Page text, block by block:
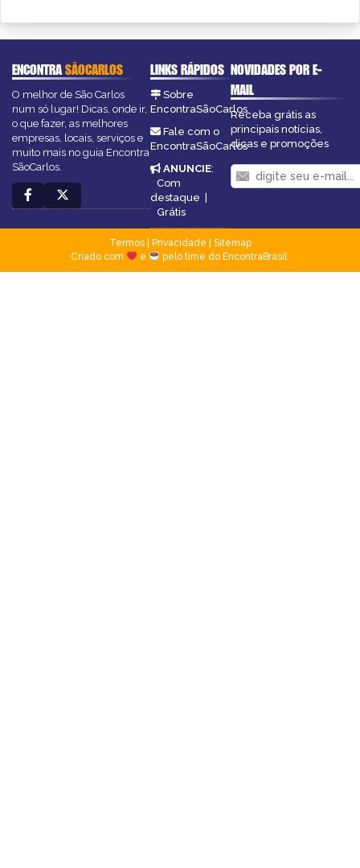
ENCONTRASÃOCARLOS
O melhor de São Carlos
num só lugar! Dicas, onde ir,
o que fazer, as melhores
empresas, locais, serviços e
muito mais no guia Encontra
SãoCarlos.
LINKS RÁPIDOS
Sobre
EncontraSãoCarlos
Fale com o
EncontraSãoCarlos
ANUNCIE:
Com
destaque
Grátis
NOVIDADES POR E-
MAIL
Receba grátis as
principais notícias,
dicas e promoções
Termos| Privacidade
Sitemap
Criado com
e pelo time do EncontraBrasil